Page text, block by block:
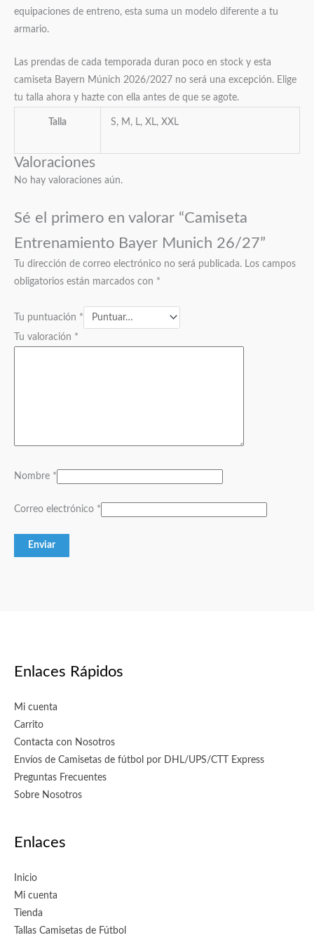
equipaciones de entreno, esta suma un modelo diferente a tu
armario.
Las prendas de cada temporada duran poco en stock y esta
camiseta Bayern Múnich 2026/2027 no será una excepción. Elige
tu talla ahora y hazte con ella antes de que se agote.
Talla S, M, L, XL, XXL
Valoraciones
No hay valoraciones aún.
Sé el primero en valorar “Camiseta
Entrenamiento Bayer Munich 26/27”
Tu dirección de correo electrónico no será publicada. Los campos
obligatorios están marcados con *
Tu puntuación *
Tu valoración *
Nombre *
Correo electrónico *
Enlaces Rápidos
Mi cuenta
Carrito
Contacta con Nosotros
Envíos de Camisetas de fútbol por DHL/UPS/CTT Express
Preguntas Frecuentes
Sobre Nosotros
Enlaces
Inicio
Mi cuenta
Tienda
Tallas Camisetas de Fútbol